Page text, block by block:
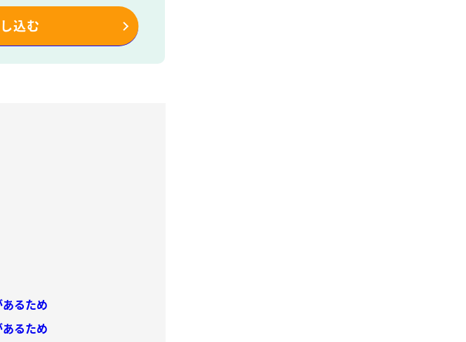
込む
るため
るため